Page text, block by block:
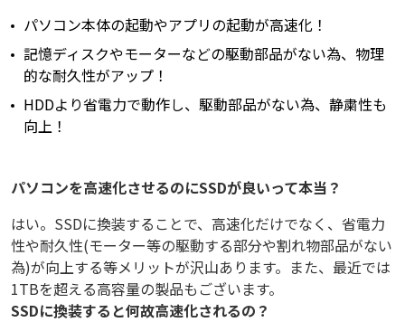
パソコン本体の起動やアプリの起動が高速化！
記憶ディスクやモーターなどの駆動部品がない為、物理
的な耐久性がアップ！
HDDより省電力で動作し、駆動部品がない為、静粛性も
向上！
パソコンを高速化させるのにSSDが良いって本当？
はい。SSDに換装することで、高速化だけでなく、省電力
性や耐久性(モーター等の駆動する部分や割れ物部品がない
為)が向上する等メリットが沢山あります。また、最近では
1TBを超える高容量の製品もございます。
SSDに換装すると何故高速化されるの？